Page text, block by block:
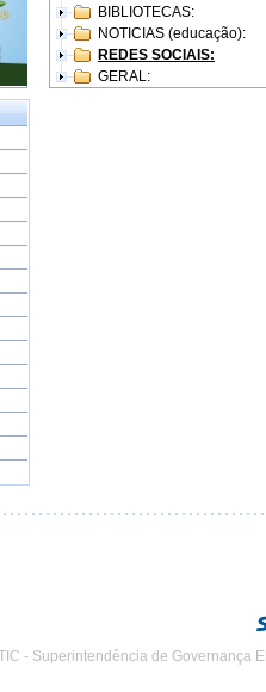
BIBLIOTECAS:
NOTICIAS (educação):
REDES SOCIAIS:
GERAL:
- Superintendência de Governança